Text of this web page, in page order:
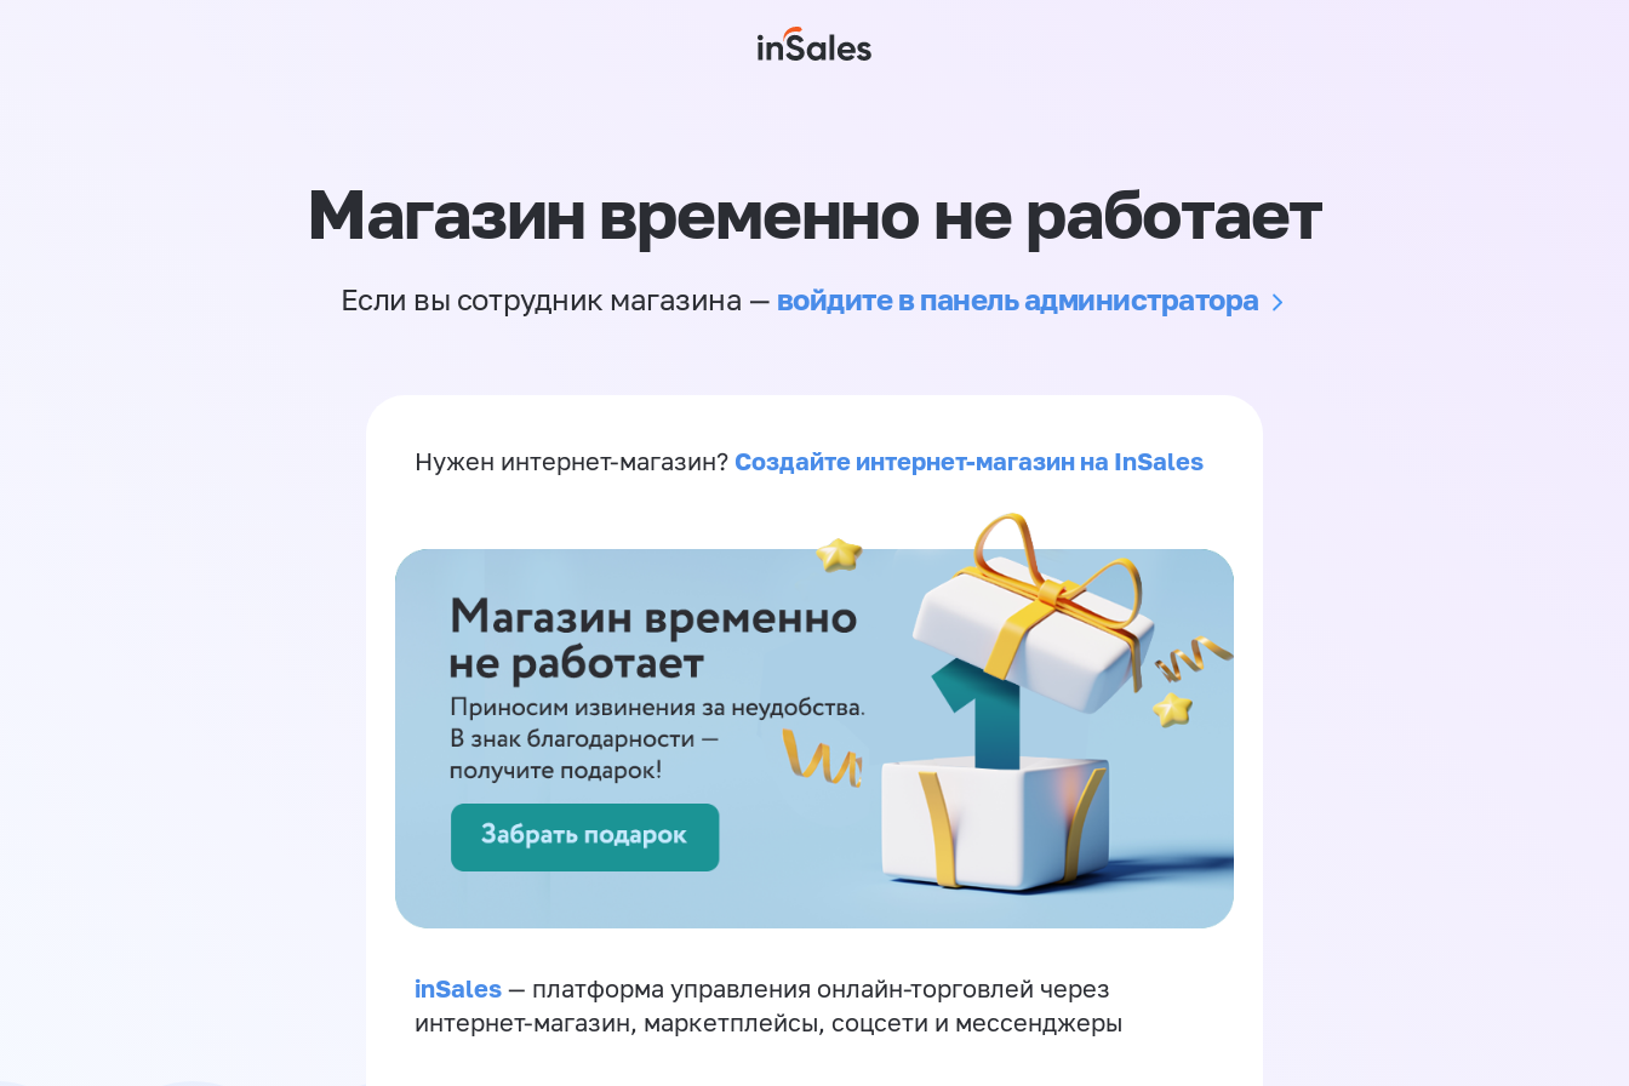
Магазин временно не работает
Если вы сотрудник магазина — войдите в панель администратора
Нужен интернет-магазин? Создайте интернет-магазин на InSales
inSales — платформа управления онлайн-торговлей через
интернет-магазин, маркетплейсы, соцсети и мессенджеры